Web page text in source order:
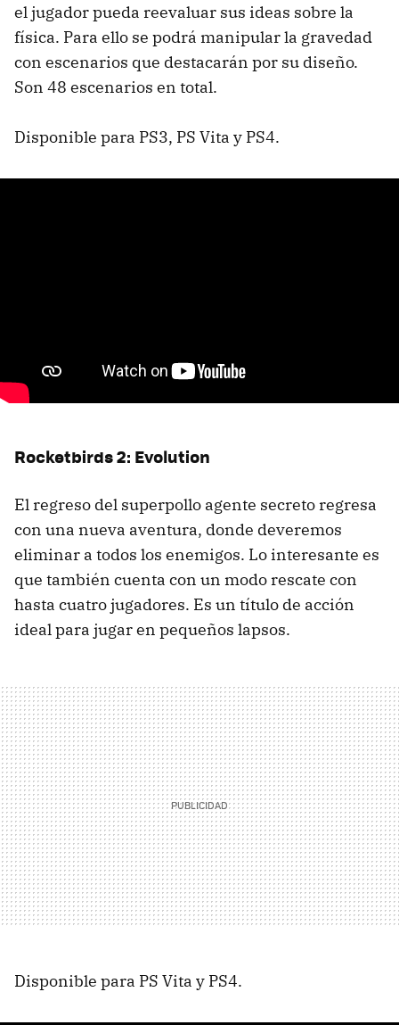
el jugador pueda reevaluar sus ideas sobre la
física. Para ello se podrá manipular la gravedad
con escenarios que destacarán por su diseño.
Son 48 escenarios en total.
Disponible para PS3, PS Vita y PS4.
Rocketbirds 2: Evolution
El regreso del superpollo agente secreto regresa
con una nueva aventura, donde deveremos
eliminar a todos los enemigos. Lo interesante es
que también cuenta con un modo rescate con
hasta cuatro jugadores. Es un título de acción
ideal para jugar en pequeños lapsos.
Disponible para PS Vita y PS4.